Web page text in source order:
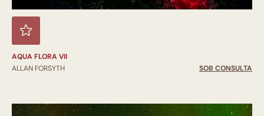
AQUA FLORA VII
ALLAN FORSYTH
SOB CONSULTA